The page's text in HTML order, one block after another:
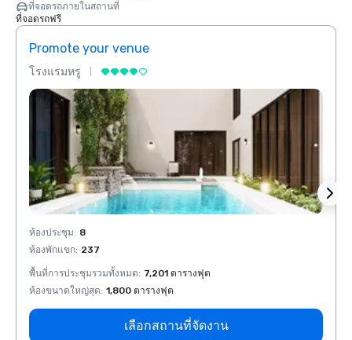
ที่จอดรถภายในสถานที่
ที่จอดรถฟรี
Promote your venue
โรงแรมหรู
ห้องประชุม: 8
ห้องพักแขก: 237
พื้นที่การประชุมรวมทั้งหมด: 7,201 ตารางฟุต
ห้องขนาดใหญ่สุด: 1,800 ตารางฟุต
เลือกสถานที่จัดงาน